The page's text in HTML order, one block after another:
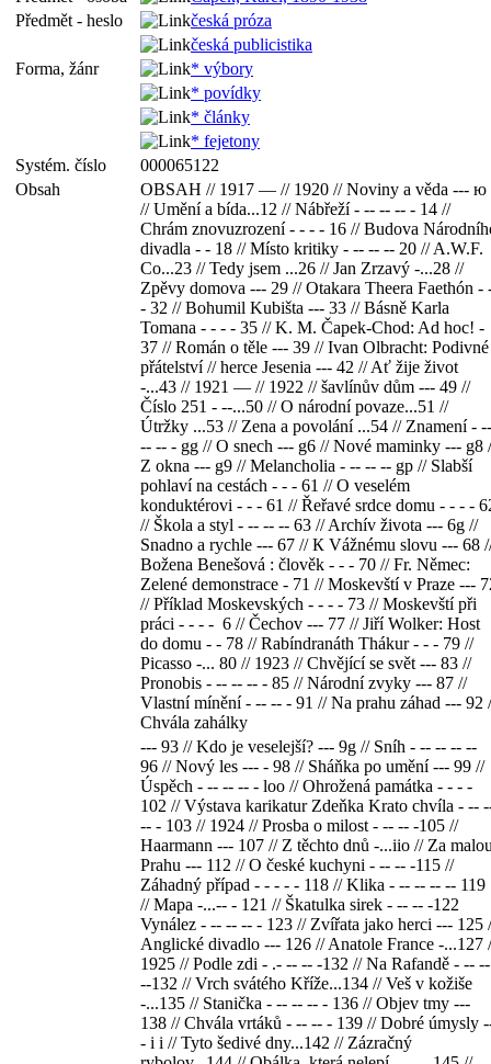
Předmět - heslo
česká próza
česká publicistika
Forma, žánr
* výbory
* povídky
* články
* fejetony
Systém. číslo
000065122
Obsah
OBSAH // 1917 — // 1920 // Noviny a věda --- ю
// Umění а bída...12 // Nábřeží - -- -- -- - 14 //
Chrám znovuzrození - - - - 16 // Budova
divadla - - 18 // Místo kritiky - -- -- -- 20 // A.W.F.
Co...23 // Tedy jsem ...26 // Jan Zrzavý -...28 //
Zpěvy domova --- 29 // Otakara Theera Faethón -
- 32 // Bohumil Kubišta --- 33 // Básně Karla
Tomana - - - - 35 // K. M. Čapek-Chod: Ad hoc! -
37 // Román o těle --- 39 // Ivan Olbracht: Podivné
přátelství // herce Jesenia --- 42 // Ať žije život
-...43 // 1921 — // 1922 // šavlínův dům --- 49 //
Číslo 251 - --...50 // O národní povaze...51 //
Útržky ...53 // Zena a povolání ...54 // Znamení - --
-- -- - gg // O snech --- g6 // Nové maminky --- g8
Z okna --- g9 // Melancholia - -- -- -- gp // Slabší
pohlaví na cestách - - - 61 // O veselém
konduktérovi - - - 61 // Řeřavé srdce domu - - - -
// Škola a styl - -- -- -- 63 // Archív života --- 6g //
Snadno a rychle --- 67 // К Vážnému slovu --- 68
Božena Benešová : člověk - - - 70 // Fr. Němec:
Zelené demonstrace - 71 // Moskevští v Praze ---
// Příklad Moskevských - - - - 73 // Moskevští při
práci - - - - 6 // Čechov --- 77 // Jiří Wolker: Host
do domu - - 78 // Rabíndranáth Thákur - - - 79 //
Picasso -... 80 // 1923 // Chvějící se svět --- 83 //
Pronobis - -- -- -- - 85 // Národní zvyky --- 87 //
Vlastní mínění - -- -- - 91 // Na prahu záhad --- 92
Chvála zahálky
--- 93 // Kdo je veselejší? --- 9g // Sníh - -- -- -- --
96 // Nový les --- - 98 // Sháňka po umění --- 99 //
Úspěch - -- -- -- - loo // Ohrožená památka - - - -
102 // Výstava karikatur Zdeňka Krato chvíla - --
-- - 103 // 1924 // Prosba o milost - -- -- -105 //
Haarmann --- 107 // Z těchto dnů -...iio // Za
Prahu --- 112 // O české kuchyni - -- -- -115 //
Záhadný případ - - - - - 118 // Klika - -- -- -- -- 119
// Mapa -...-- - 121 // Škatulka sirek - -- -- -122
Vynález - -- -- -- - 123 // Zvířata jako herci --- 125
Anglické divadlo --- 126 // Anatole France -...127
1925 // Podle zdi - .- -- -- -132 // Na Rafandě - -- --
--132 // Vrch svátého Kříže...134 // Veš v kožiše
-...135 // Stanička - -- -- -- - 136 // Objev tmy ---
138 // Chvála vrtáků - -- -- - 139 // Dobré úmysly
- i i // Tyto šedivé dny...142 // Zázračný